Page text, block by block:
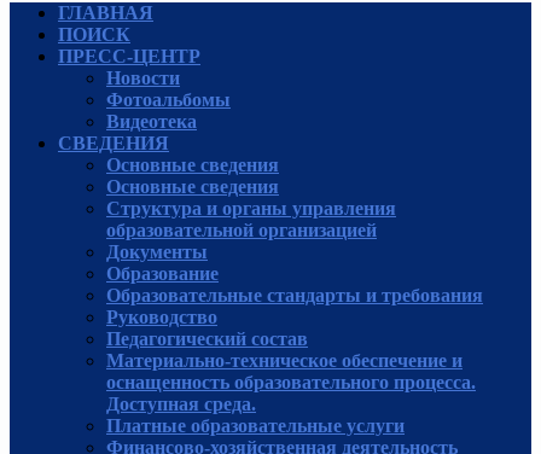
ГЛАВНАЯ
ПОИСК
ПРЕСС-ЦЕНТР
Новости
Фотоальбомы
Видеотека
СВЕДЕНИЯ
Основные сведения
Основные сведения
Структура и органы управления
образовательной организацией
Документы
Образование
Образовательные стандарты и требования
Руководcтво
Педагогический состав
Материально-техническое обеспечение и
оснащенность образовательного процесса.
Доступная среда.
Платные образовательные услуги
Финансово-хозяйственная деятельность